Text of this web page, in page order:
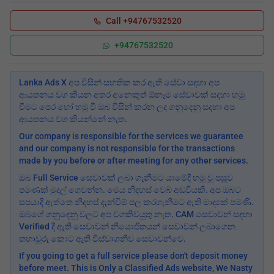
Call +94767532520
+94767532520
Lanka Ads X අප විසින් සහතික කර ඇති සේවා සදහා අප
ආයතනය වග කියන අතර අනෙකුත් ඕනෑම සේවාවක් සදහා හමු
වීමට පෙර හෝ හමු වී ඔබ විසින් කරන ලද ගනුදෙනු සදහා අප
ආයතනය වග කියන්නේ නැත.
Our company is responsible for the services we guarantee
and our company is not responsible for the transactions
made by you before or after meeting for any other services.
ඔබ Full Service සෙවාවක් ලබා ගැනීමට යාමේදී හමු වු පසුව
පමණක් මුදල් ගෙවන්න. මෙය නිදහස් වෙබ් අඩවියකි. අප ඔබට
සපයාදී ඇත්තෙ නිදහස් දැන්වීම් පල කරගැනීමට ඇති මාද්‍යක් පමණි.
ඔබගේ ගනුදෙනු වලට අප වගකිවයුතු නැත. CAM සෙවාවන් සදහා
Verified දී ඇති සෙවාවන් නියොජිතයන් සෙවාවන් ලබාගෙන
තහාවුරු කොට ඇති විස්වාශනීව සෙවාවන්වෙ.
If you going to get a full service please don't deposit money
before meet. This is Only a Classified Ads website, We Nasty